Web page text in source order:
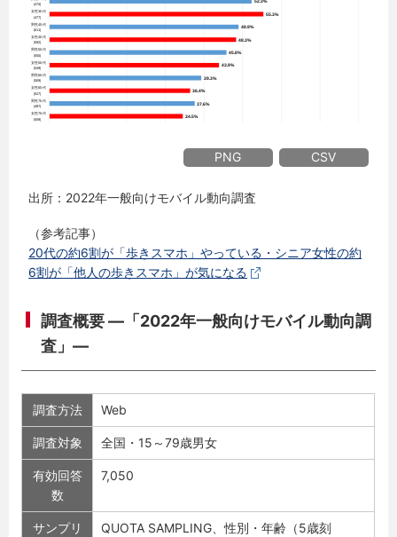
PNG CSV
出所：2022年一般向けモバイル動向調査
（参考記事）
20代の約6割が「歩きスマホ」やっている・シニア女性の約
6割が「他人の歩きスマホ」が気になる
調査概要 ―「2022年一般向けモバイル動向調
査」―
調査方法 Web
調査対象 全国・15～79歳男女
有効回答
数
7,050
サンプリ
QUOTA SAMPLING、性別・年齢（5歳刻